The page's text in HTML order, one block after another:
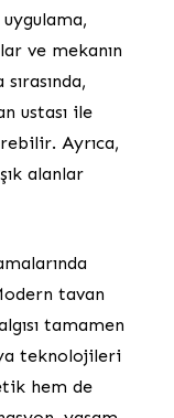
ve mekanın
ustası ile
Ayrıca,
alanlar
tavan
tamamen
teknolojileri
hem de